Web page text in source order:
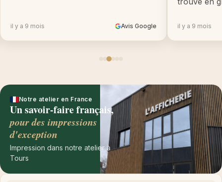
il y a 9 mois Avis Google il y a 9 mois
Notre atelier en France
Un savoir-faire français,
pour des impressions
d'exception
Impression dans notre atelier à
Tours